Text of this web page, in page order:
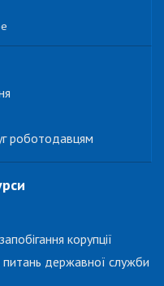
роботодавцям
корупції
питань державної служби